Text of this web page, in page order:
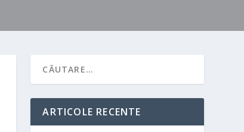
ARTICOLE RECENTE